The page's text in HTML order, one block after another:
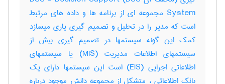
System مجموعه ای از برنامه ها و داده های مرتبط
است که مدیر را در تحلیل و تصمیم گیری یاری میسازد
کمک این گونه سیستمها در تصمیم گیری بیش از
سیستمهای اطلاعات مدیریت (MIS) یا سیستمهای
اطلاعاتی اجرایی (EIS) است این سیستمها دارای یک
بانک اطلاعاتی ، متشکل از مجموعه دانش موجود درباره